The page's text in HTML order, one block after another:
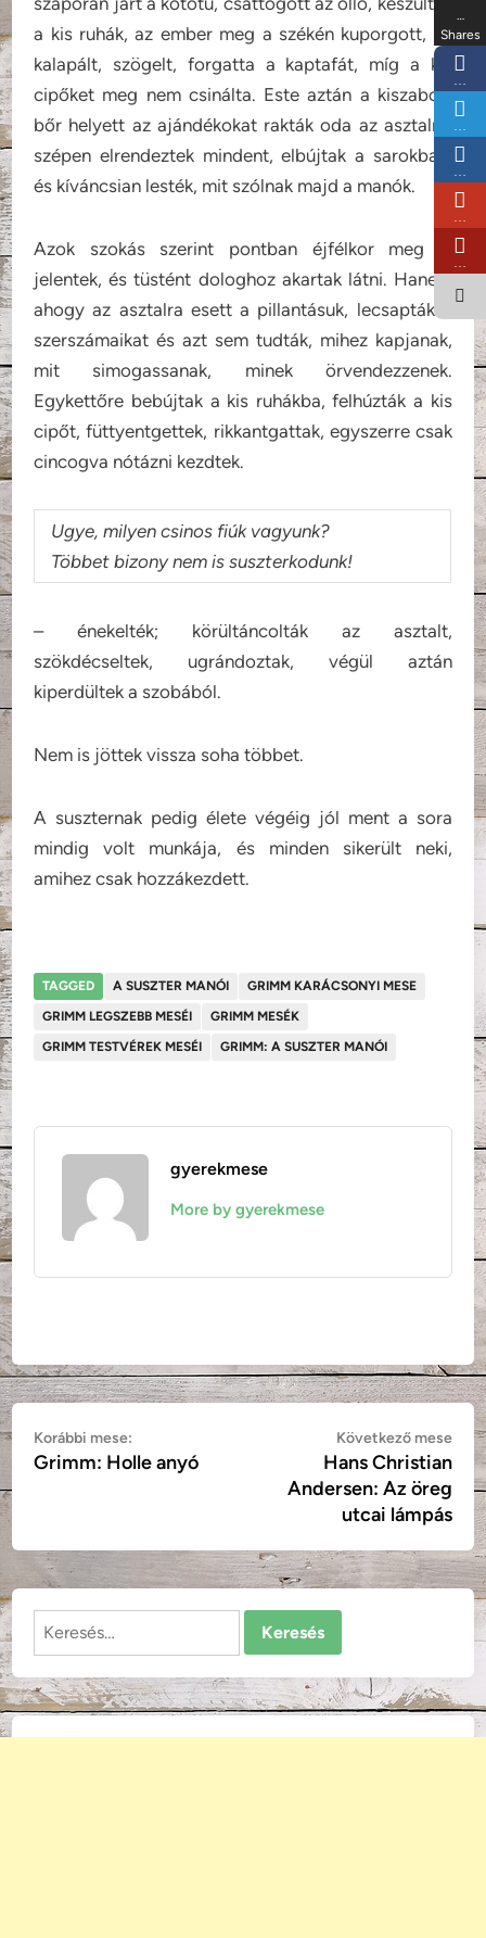
a kis ruhák, az ember meg a székén kuporgott, és
kalapált, szögelt, forgatta a kaptafát, míg a kis
cipőket meg nem csinálta. Este aztán a kiszabott
bőr helyett az ajándékokat rakták oda az asztalra;
szépen elrendeztek mindent, elbújtak a sarokban,
és kíváncsian lesték, mit szólnak majd a manók.
Azok szokás szerint pontban éjfélkor meg is
jelentek, és tüstént dologhoz akartak látni. Hanem
ahogy az asztalra esett a pillantásuk, lecsapták a
szerszámaikat és azt sem tudták, mihez kapjanak,
mit simogassanak, minek örvendezzenek.
Egykettőre bebújtak a kis ruhákba, felhúzták a kis
cipőt, füttyentgettek, rikkantgattak, egyszerre csak
cincogva nótázni kezdtek.
Ugye, milyen csinos fiúk vagyunk?
Többet bizony nem is suszterkodunk!
– énekelték; körültáncolták az asztalt,
szökdécseltek, ugrándoztak, végül aztán
kiperdültek a szobából.
Nem is jöttek vissza soha többet.
A suszternak pedig élete végéig jól ment a sora
mindig volt munkája, és minden sikerült neki,
amihez csak hozzákezdett.
TAGGED A SUSZTER MANÓI
GRIMM KARÁCSONYI MESE
GRIMM LEGSZEBB MESÉI
GRIMM MESÉK
GRIMM TESTVÉREK MESÉI
GRIMM: A SUSZTER MANÓI
gyerekmese
More by gyerekmese
Bejegyzés
navigáció
Korábbi mese:
mese:
Grimm: Holle anyó
Következő mese
Hans Christian
Andersen: Az öreg
utcai lámpás
Keresés:
…
Shares
…
…
…
…
…